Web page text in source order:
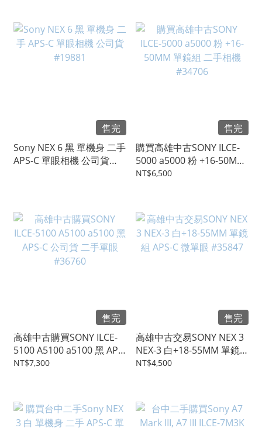
售完
Sony NEX 6 黑 單機身 二手
APS-C 單眼相機 公司貨
售完
購買高雄中古SONY ILCE-
5000 a5000 粉 +16-50MM
單鏡組 二手相機 #34706
NT$6,500
售完
高雄中古購買SONY ILCE-
5100 A5100 a5100 黑 APS-
C 公司貨 二手單眼 #36760
NT$7,300
售完
高雄中古交易SONY NEX 3
NEX-3 白+18-55MM 單鏡
組 APS-C 微單眼 #35847
NT$4,500